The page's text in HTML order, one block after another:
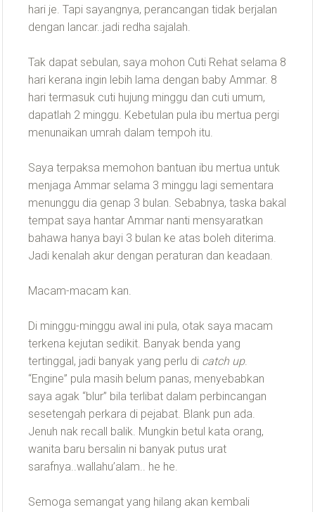
hari je. Tapi sayangnya, perancangan tidak berjalan
dengan lancar..jadi redha sajalah.
Tak dapat sebulan, saya mohon Cuti Rehat selama 8
hari kerana ingin lebih lama dengan baby Ammar. 8
hari termasuk cuti hujung minggu dan cuti umum,
dapatlah 2 minggu. Kebetulan pula ibu mertua pergi
menunaikan umrah dalam tempoh itu.
Saya terpaksa memohon bantuan ibu mertua untuk
menjaga Ammar selama 3 minggu lagi sementara
menunggu dia genap 3 bulan. Sebabnya, taska bakal
tempat saya hantar Ammar nanti mensyaratkan
bahawa hanya bayi 3 bulan ke atas boleh diterima.
Jadi kenalah akur dengan peraturan dan keadaan.
Macam-macam kan.
Di minggu-minggu awal ini pula, otak saya macam
terkena kejutan sedikit. Banyak benda yang
tertinggal, jadi banyak yang perlu di catch up.
“Engine” pula masih belum panas, menyebabkan
saya agak “blur” bila terlibat dalam perbincangan
sesetengah perkara di pejabat. Blank pun ada.
Jenuh nak recall balik. Mungkin betul kata orang,
wanita baru bersalin ni banyak putus urat
sarafnya..wallahu’alam.. he he.
Semoga semangat yang hilang akan kembali